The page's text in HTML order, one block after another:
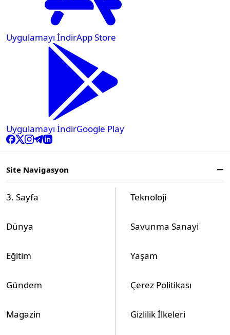
Uygulamayı İndirApp Store
Uygulamayı İndirGoogle Play
Site Navigasyon
3. Sayfa
Dünya
Eğitim
Gündem
Magazin
Teknoloji
Savunma Sanayi
Yaşam
Çerez Politikası
Gizlilik İlkeleri